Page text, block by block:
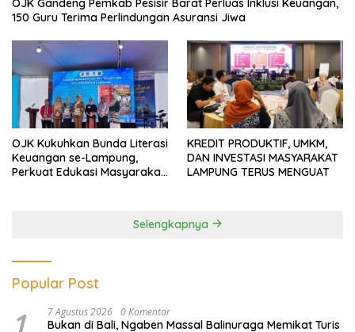
OJK Gandeng Pemkab Pesisir Barat Perluas Inklusi Keuangan,
150 Guru Terima Perlindungan Asuransi Jiwa
OJK Kukuhkan Bunda Literasi
Keuangan se-Lampung,
Perkuat Edukasi Masyarakat
KREDIT PRODUKTIF, UMKM,
DAN INVESTASI MASYARAKAT
LAMPUNG TERUS MENGUAT
Selengkapnya
Popular Post
7 Agustus 2026 0 Komentar
Bukan di Bali, Ngaben Massal Balinuraga Memikat Turis